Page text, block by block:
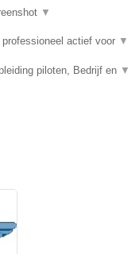
▼
actief voor ▼
piloten, Bedrijf en ▼